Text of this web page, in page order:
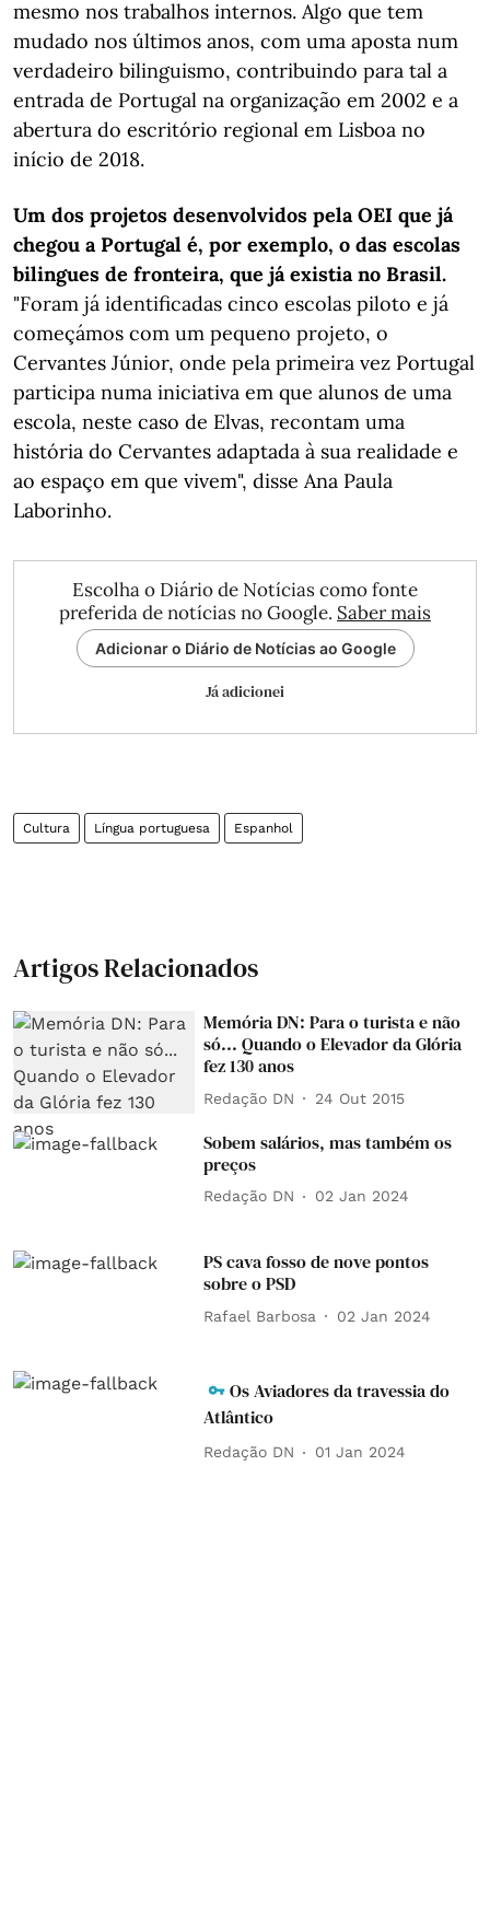
mesmo nos trabalhos internos. Algo que tem
mudado nos últimos anos, com uma aposta num
verdadeiro bilinguismo, contribuindo para tal a
entrada de Portugal na organização em 2002 e a
abertura do escritório regional em Lisboa no
início de 2018.
Um dos projetos desenvolvidos pela OEI que já
chegou a Portugal é, por exemplo, o das escolas
bilingues de fronteira, que já existia no Brasil.
"Foram já identificadas cinco escolas piloto e já
começámos com um pequeno projeto, o
Cervantes Júnior, onde pela primeira vez Portugal
participa numa iniciativa em que alunos de uma
escola, neste caso de Elvas, recontam uma
história do Cervantes adaptada à sua realidade e
ao espaço em que vivem", disse Ana Paula
Laborinho.
Escolha o Diário de Notícias como fonte
preferida de notícias no Google. Saber mais
Adicionar o Diário de Notícias ao Google
Já adicionei
Cultura Língua portuguesa Espanhol
Artigos Relacionados
Memória DN: Para o turista e não
só... Quando o Elevador da Glória
fez 130 anos
Redação DN 24 Out 2015
Sobem salários, mas também os
preços
Redação DN 02 Jan 2024
PS cava fosso de nove pontos
sobre o PSD
Rafael Barbosa 02 Jan 2024
Os Aviadores da travessia do
Atlântico
Redação DN 01 Jan 2024